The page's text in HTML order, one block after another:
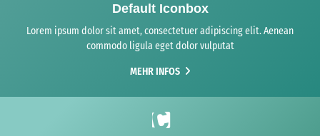
Default Iconbox
Lorem ipsum dolor sit amet, consectetuer adipiscing elit. Aenean
commodo ligula eget dolor vulputat
MEHR INFOS